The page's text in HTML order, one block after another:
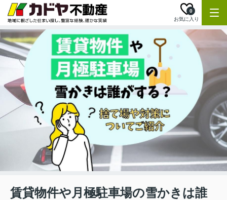
お気に入り
0
賃貸物件や月極駐車場の雪かきは誰